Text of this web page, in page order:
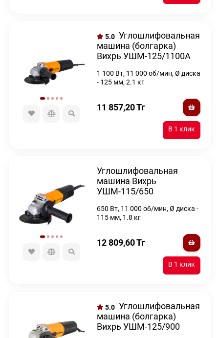
5.0 Углошлифовальная
машина (болгарка)
Вихрь УШМ-125/1100А
1 100 Вт, 11 000 об/мин, Ø диска
- 125 мм, 2.1 кг
11 857,20Тг
Углошлифовальная
машина Вихрь
УШМ-115/650
650 Вт, 11 000 об/мин, Ø диска -
115 мм, 1.8 кг
12 809,60Тг
5.0 Углошлифовальная
машина (болгарка)
Вихрь УШМ-125/900